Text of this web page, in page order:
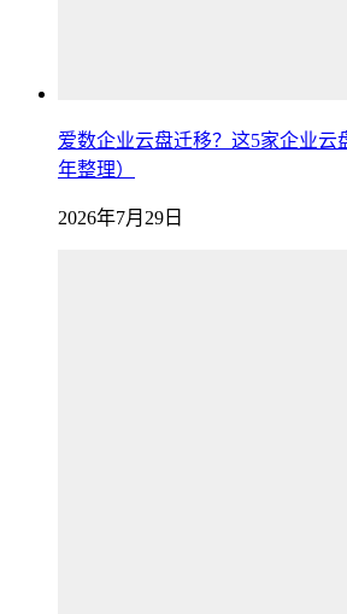
爱数企业云盘迁移？这5家企业云
年整理）
2026年7月29日